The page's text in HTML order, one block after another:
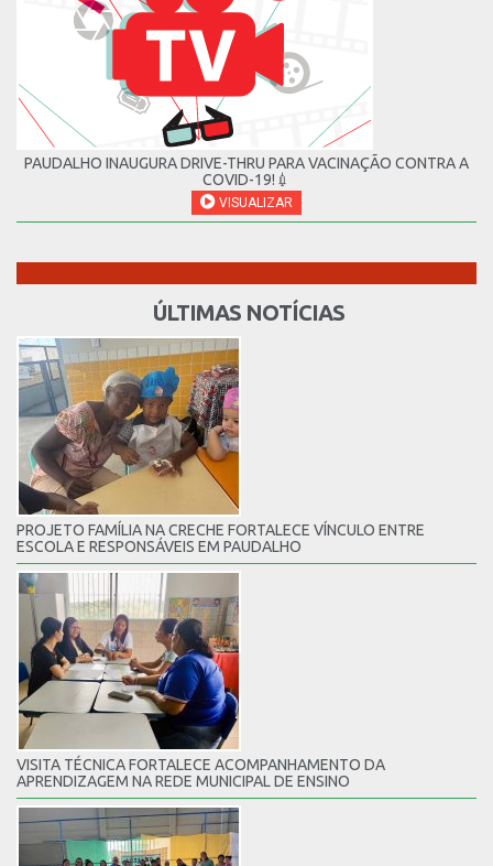
PAUDALHO INAUGURA DRIVE-THRU PARA VACINAÇÃO CONTRA A
COVID-19!💉
VISUALIZAR
ÚLTIMAS NOTÍCIAS
PROJETO FAMÍLIA NA CRECHE FORTALECE VÍNCULO ENTRE
ESCOLA E RESPONSÁVEIS EM PAUDALHO
VISITA TÉCNICA FORTALECE ACOMPANHAMENTO DA
APRENDIZAGEM NA REDE MUNICIPAL DE ENSINO